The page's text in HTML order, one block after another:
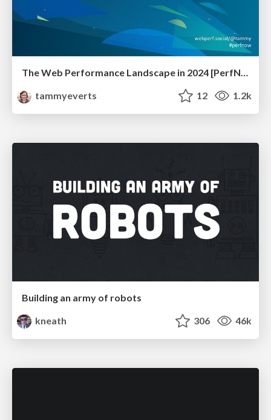
The Web Performance Landscape in 2024 [PerfNow 2024]
tammyeverts
12 1.2k
Building an army of robots
kneath
306 46k